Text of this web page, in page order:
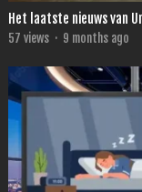
Het laatste nieuws van
57 views · 9 months ago